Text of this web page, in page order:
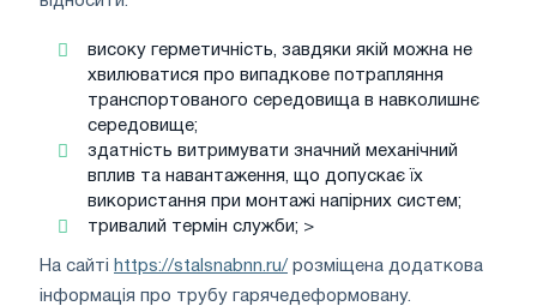
високу герметичність, завдяки якій можна не
хвилюватися про випадкове потрапляння
транспортованого середовища в навколишнє
середовище;
здатність витримувати значний механічний
вплив та навантаження, що допускає їх
використання при монтажі напірних систем;
тривалий термін служби; >
На сайті https://stalsnabnn.ru/ розміщена додаткова
інформація про трубу гарячедеформовану.